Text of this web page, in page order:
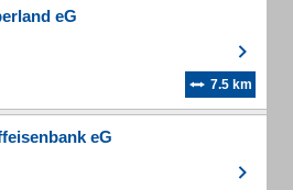
eG
7.5 km
eG